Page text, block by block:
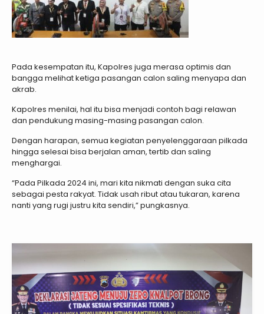
Pada kesempatan itu, Kapolres juga merasa optimis dan
bangga melihat ketiga pasangan calon saling menyapa dan
akrab.
Kapolres menilai, hal itu bisa menjadi contoh bagi relawan
dan pendukung masing-masing pasangan calon.
Dengan harapan, semua kegiatan penyelenggaraan pilkada
hingga selesai bisa berjalan aman, tertib dan saling
menghargai.
“Pada Pilkada 2024 ini, mari kita nikmati dengan suka cita
sebagai pesta rakyat. Tidak usah ribut atau tukaran, karena
nanti yang rugi justru kita sendiri,” pungkasnya.